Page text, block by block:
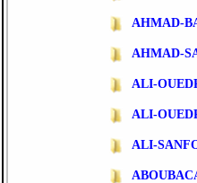
AHMAD-
AHMAD-
ALI-
ALI-
ALI-